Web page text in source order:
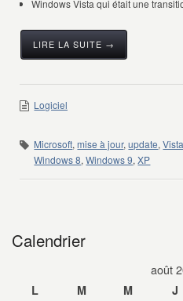
Windows Vista qui était une
LIRE LA SUITE →
Logiciel
Microsoft,mise à jour,update,Vista
Windows 8,Windows 9,XP
Calendrier
août
L M M J